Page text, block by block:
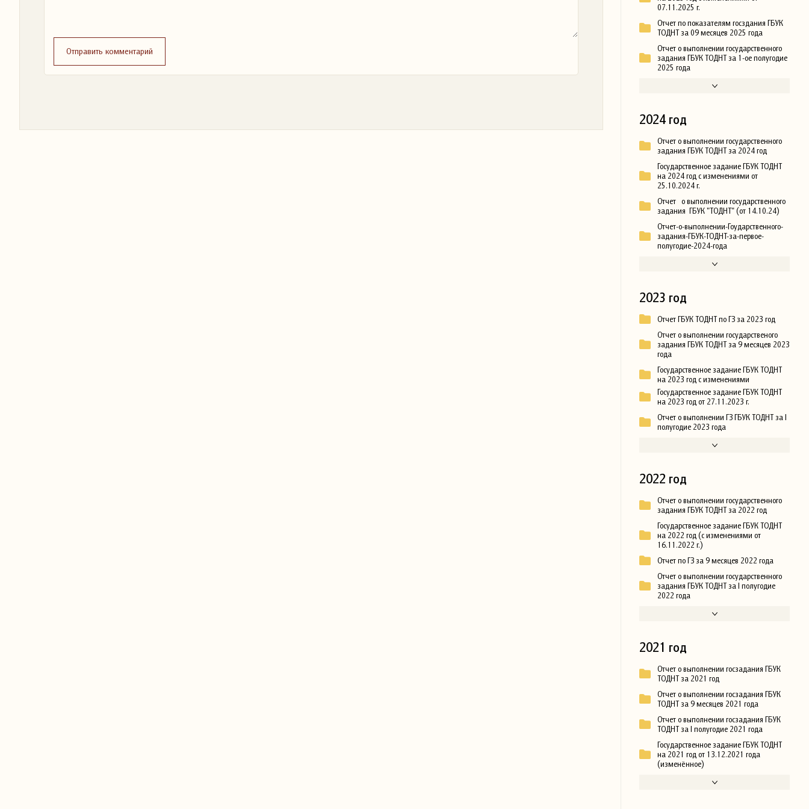
Отправить комментарий
07.11.2025 г.
Отчет по показателям госздания ГБУК
ТОДНТ за 09 месяцев 2025 года
Отчет о выполнении государственного
задания ГБУК ТОДНТ за 1-ое полугодие
2025 года
2024 год
Отчет о выполнении государственного
задания ГБУК ТОДНТ за 2024 год
Государственное задание ГБУК ТОДНТ
на 2024 год с изменениями от
25.10.2024 г.
Отчет о выполнении государственного
задания ГБУК "ТОДНТ" (от 14.10.24)
Отчет-о-выполнении-Гоударственного-
задания-ГБУК-ТОДНТ-за-первое-
полугодие-2024-года
2023 год
Отчет ГБУК ТОДНТ по ГЗ за 2023 год
Отчет о выполнении государственого
задания ГБУК ТОДНТ за 9 месяцев 2023
года
Государственное задание ГБУК ТОДНТ
на 2023 год с изменениями
Государственное задание ГБУК ТОДНТ
на 2023 год от 27.11.2023 г.
Отчет о выполнении ГЗ ГБУК ТОДНТ за I
полугодие 2023 года
2022 год
Отчет о выполнении государственного
задания ГБУК ТОДНТ за 2022 год
Государственное задание ГБУК ТОДНТ
на 2022 год (с изменениями от
16.11.2022 г.)
Отчет по ГЗ за 9 месяцев 2022 года
Отчет о выполнении государственного
задания ГБУК ТОДНТ за I полугодие
2022 года
2021 год
Отчет о выполнении госзадания ГБУК
ТОДНТ за 2021 год
Отчет о выполнении госзадания ГБУК
ТОДНТ за 9 месяцев 2021 года
Отчет о выполнении госзадания ГБУК
ТОДНТ за I полугодие 2021 года
Государственное задание ГБУК ТОДНТ
на 2021 год от 13.12.2021 года
(изменённое)